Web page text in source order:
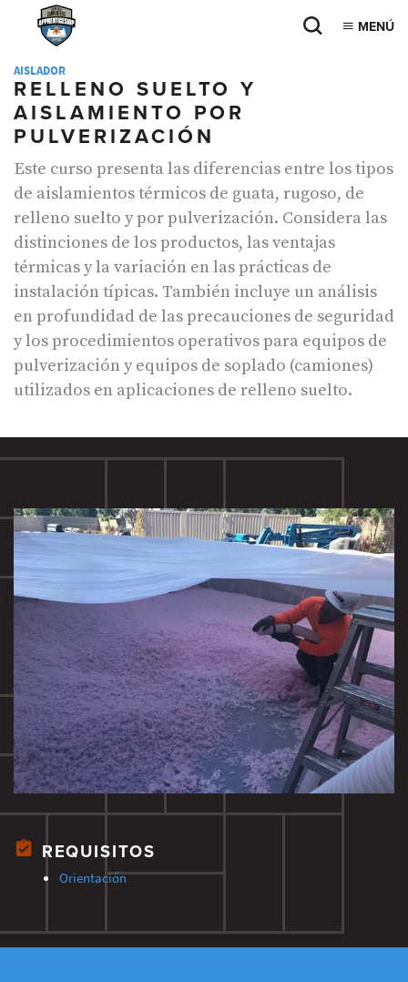
MENÚ
AISLADOR
RELLENO SUELTO Y
AISLAMIENTO POR
PULVERIZACIÓN
Este curso presenta las diferencias entre los tipos
de aislamientos térmicos de guata, rugoso, de
relleno suelto y por pulverización. Considera las
distinciones de los productos, las ventajas
térmicas y la variación en las prácticas de
instalación típicas. También incluye un análisis
en profundidad de las precauciones de seguridad
y los procedimientos operativos para equipos de
pulverización y equipos de soplado (camiones)
utilizados en aplicaciones de relleno suelto.
REQUISITOS
Orientación